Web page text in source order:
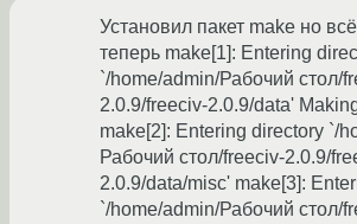
Установил пакет make но
теперь make[1]: Entering
`/home/admin/Рабочий стол/
2.0.9/freeciv-2.0.9/data'
make[2]: Entering directory `/
Рабочий стол/freeciv-2.0.9/
2.0.9/data/misc' make[3]:
`/home/admin/Рабочий стол/